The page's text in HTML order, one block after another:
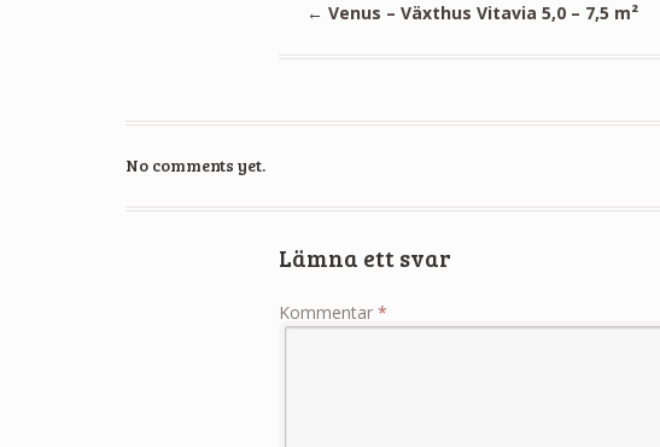
← Venus – Växthus Vitavia 5,0 – 7,5 m²
No comments yet.
Lämna ett svar
Kommentar*